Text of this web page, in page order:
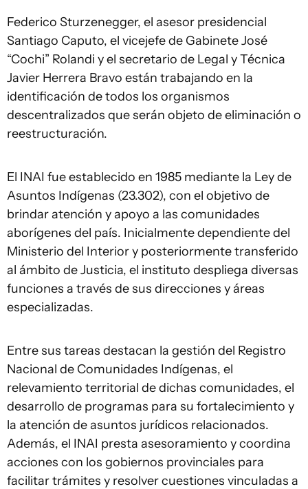
Federico Sturzenegger, el asesor presidencial
Santiago Caputo, el vicejefe de Gabinete José
“Cochi” Rolandi y el secretario de Legal y Técnica
Javier Herrera Bravo están trabajando en la
identificación de todos los organismos
descentralizados que serán objeto de eliminación o
reestructuración.
El INAI fue establecido en 1985 mediante la Ley de
Asuntos Indígenas (23.302), con el objetivo de
brindar atención y apoyo a las comunidades
aborígenes del país. Inicialmente dependiente del
Ministerio del Interior y posteriormente transferido
al ámbito de Justicia, el instituto despliega diversas
funciones a través de sus direcciones y áreas
especializadas.
Entre sus tareas destacan la gestión del Registro
Nacional de Comunidades Indígenas, el
relevamiento territorial de dichas comunidades, el
desarrollo de programas para su fortalecimiento y
la atención de asuntos jurídicos relacionados.
Además, el INAI presta asesoramiento y coordina
acciones con los gobiernos provinciales para
facilitar trámites y resolver cuestiones vinculadas a